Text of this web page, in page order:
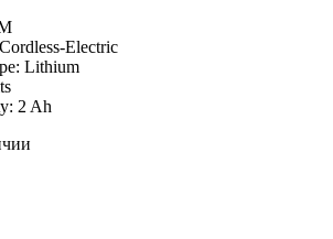
Electric
Lithium
2 Ah